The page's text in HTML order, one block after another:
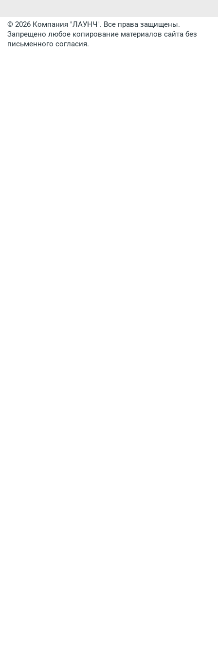
© 2026 Компания "ЛАУНЧ". Все права защищены.
Запрещено любое копирование материалов сайта без
письменного согласия.